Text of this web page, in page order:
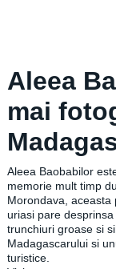
Aleea
mai
Aleea Baobabilor
memorie mult timp
Morondava,
uriasi pare
trunchiuri groase si
Madagascarului si
turistice.